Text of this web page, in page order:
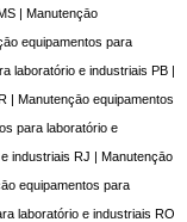
| Manutençāo
equipamentos para
laboratório e industriais PB |
| Manutençāo equipamentos
para laboratório e
industriais RJ | Manutençāo
equipamentos para
laboratório e industriais RO